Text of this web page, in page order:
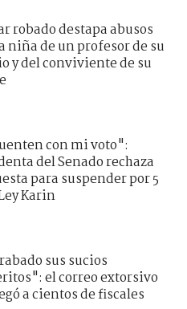
robado destapa abusos
niña de un profesor de su
y del conviviente de su
con mi voto":
del Senado rechaza
para suspender por 5
Karin
sus sucios
el correo extorsivo
a cientos de fiscales